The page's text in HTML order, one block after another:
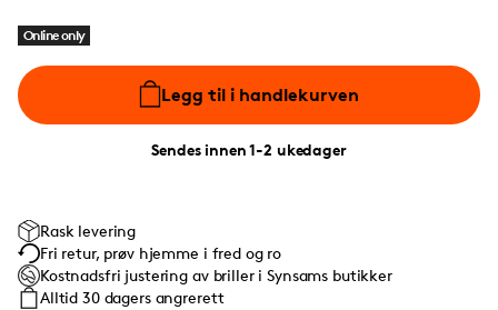
Online only
Legg til i handlekurven
Sendes innen 1-2 ukedager
Rask levering
Fri retur, prøv hjemme i fred og ro
Kostnadsfri justering av briller i Synsams butikker
Alltid 30 dagers angrerett